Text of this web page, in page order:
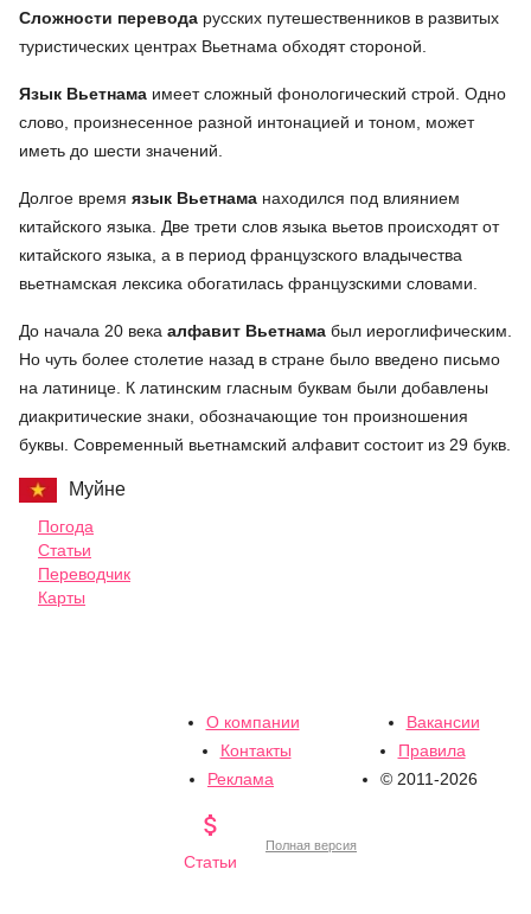
Сложности перевода русских путешественников в развитых
туристических центрах Вьетнама обходят стороной.
Язык Вьетнама имеет сложный фонологический строй. Одно
слово, произнесенное разной интонацией и тоном, может
иметь до шести значений.
Долгое время язык Вьетнама находился под влиянием
китайского языка. Две трети слов языка вьетов происходят от
китайского языка, а в период французского владычества
вьетнамская лексика обогатилась французскими словами.
До начала 20 века алфавит Вьетнама был иероглифическим.
Но чуть более столетие назад в стране было введено письмо
на латинице. К латинским гласным буквам были добавлены
диакритические знаки, обозначающие тон произношения
буквы. Современный вьетнамский алфавит состоит из 29 букв.
Муйне
Погода
Статьи
Переводчик
Карты
О компании
Вакансии
Контакты
Правила
Реклама
© 2011-2026

Статьи
Полная версия